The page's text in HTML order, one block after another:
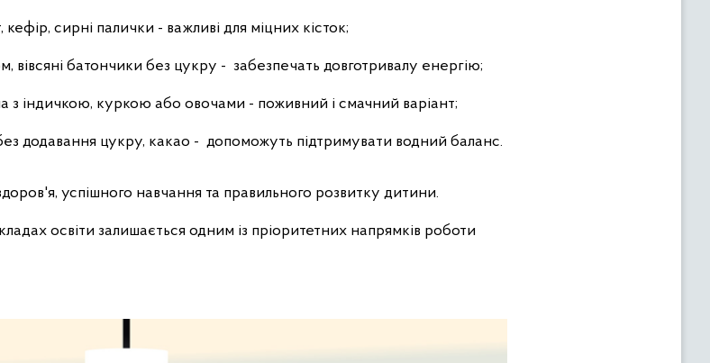
сирні палички - важливі для міцних кісток;
вівсяні батончики без цукру - забезпечать довготривалу енергію;
з індичкою, куркою або овочами - поживний і смачний варіант;
без додавання цукру, какао - допоможуть підтримувати водний баланс.
успішного навчання та правильного розвитку дитини.
освіти залишається одним із пріоритетних напрямків роботи